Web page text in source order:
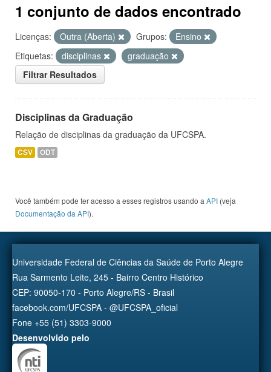
1 conjunto de dados encontrado
Licenças: Outra (Aberta) Grupos:
Ensino
Etiquetas:
disciplinas
graduação
Filtrar Resultados
Disciplinas da Graduação
Relação de disciplinas da graduação da UFCSPA.
CSV ODT
Você também pode ter acesso a esses registros usando a API (veja
Documentação da API).
Universidade Federal de Ciências da Saúde de Porto Alegre
Rua Sarmento Leite, 245 - Bairro Centro Histórico
CEP: 90050-170 - Porto Alegre/RS - Brasil
facebook.com/UFCSPA - @UFCSPA_oficial
Fone +55 (51) 3303-9000
Desenvolvido pelo